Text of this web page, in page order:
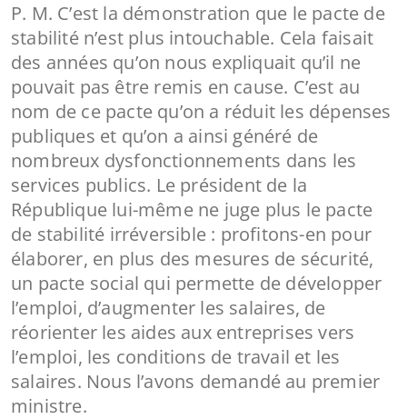
P. M. C’est la démonstration que le pacte de
stabilité n’est plus intouchable. Cela faisait
des années qu’on nous expliquait qu’il ne
pouvait pas être remis en cause. C’est au
nom de ce pacte qu’on a réduit les dépenses
publiques et qu’on a ainsi généré de
nombreux dysfonctionnements dans les
services publics. Le président de la
République lui-même ne juge plus le pacte
de stabilité irréversible : profitons-en pour
élaborer, en plus des mesures de sécurité,
un pacte social qui permette de développer
l’emploi, d’augmenter les salaires, de
réorienter les aides aux entreprises vers
l’emploi, les conditions de travail et les
salaires. Nous l’avons demandé au premier
ministre.